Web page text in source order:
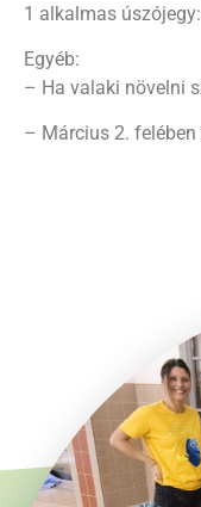
1 alkalmas
Egyéb:
– Ha valaki növelni
– Március 2.